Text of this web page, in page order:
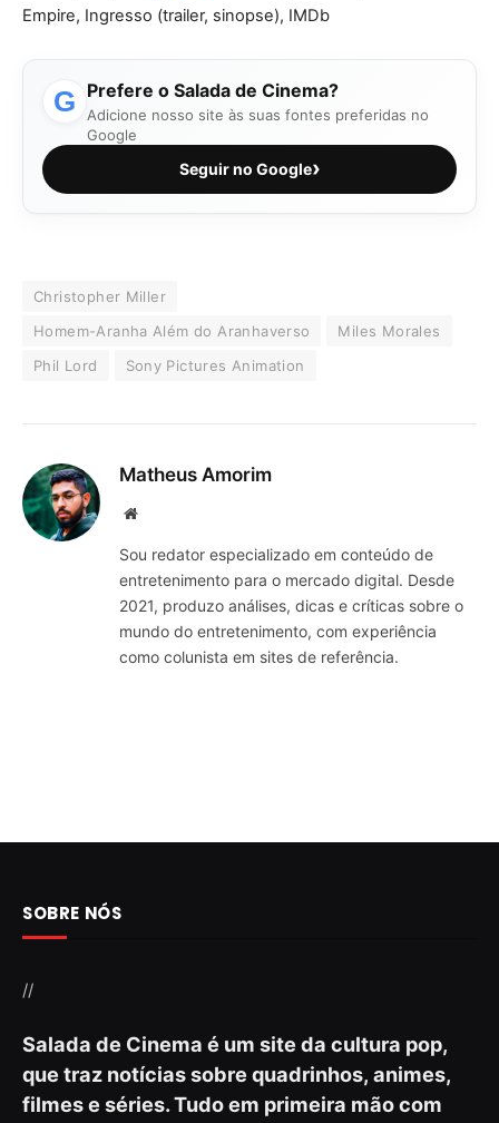
Empire, Ingresso (trailer, sinopse), IMDb
G Prefere o Salada de Cinema?
Adicione nosso site às suas fontes preferidas no
Google
Seguir no Google›
Christopher Miller
Homem-Aranha Além do Aranhaverso
Miles Morales
Phil Lord
Sony Pictures Animation
Matheus Amorim
Website
Sou redator especializado em conteúdo de
entretenimento para o mercado digital. Desde
2021, produzo análises, dicas e críticas sobre o
mundo do entretenimento, com experiência
como colunista em sites de referência.
SOBRE NÓS
//
Salada de Cinema é um site da cultura pop,
que traz notícias sobre quadrinhos, animes,
filmes e séries. Tudo em primeira mão com